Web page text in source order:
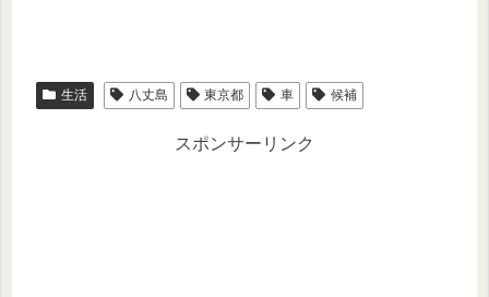
生活 八丈島 東京都 車 候補
スポンサーリンク